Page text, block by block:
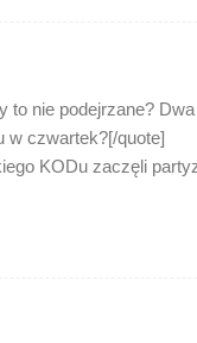
to nie podejrzane?
w czwartek?[/quote]
KODu zaczęli